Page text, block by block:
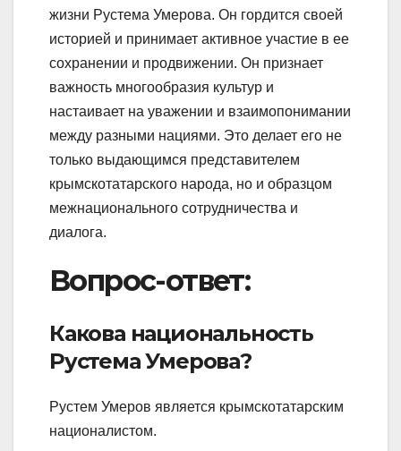
жизни Рустема Умерова. Он гордится своей
историей и принимает активное участие в ее
сохранении и продвижении. Он признает
важность многообразия культур и
настаивает на уважении и взаимопонимании
между разными нациями. Это делает его не
только выдающимся представителем
крымскотатарского народа, но и образцом
межнационального сотрудничества и
диалога.
Вопрос-ответ:
Какова национальность
Рустема Умерова?
Рустем Умеров является крымскотатарским
националистом.